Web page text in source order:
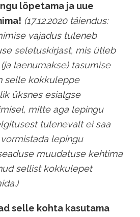
lõpetama ja uue
(17.12.2020 täiendus:
vajadus tuleneb
seletuskirjast, mis ütleb
laenumakse) tasumise
selle kokkuleppe
üksnes esialgse
mitte aga lepingu
tulenevalt ei saa
lepingu
muudatuse kehtima
sellist kokkulepet
selle kohta kasutama